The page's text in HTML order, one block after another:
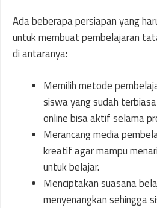
Ada beberapa persiapan yang
untuk membuat pembelajaran
di antaranya:
Memilih metode
siswa yang sudah
online bisa aktif selama
Merancang media
kreatif agar mampu
untuk belajar.
Menciptakan suasana
menyenangkan sehingga